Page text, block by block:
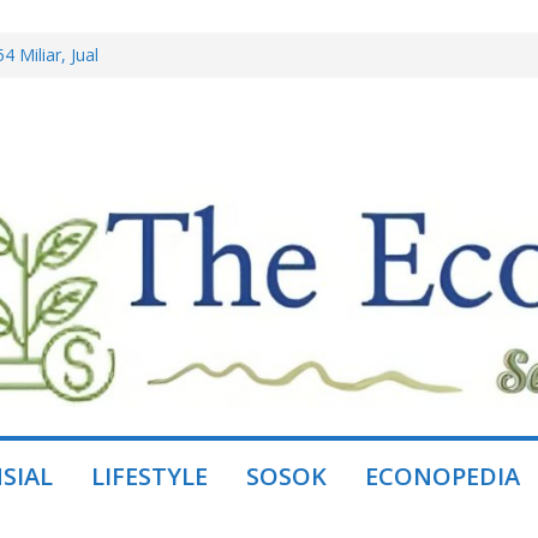
Miliar, Jual
Ganti dengan
Lewat
LIFESTYLE SOSOK ECONOPEDIA